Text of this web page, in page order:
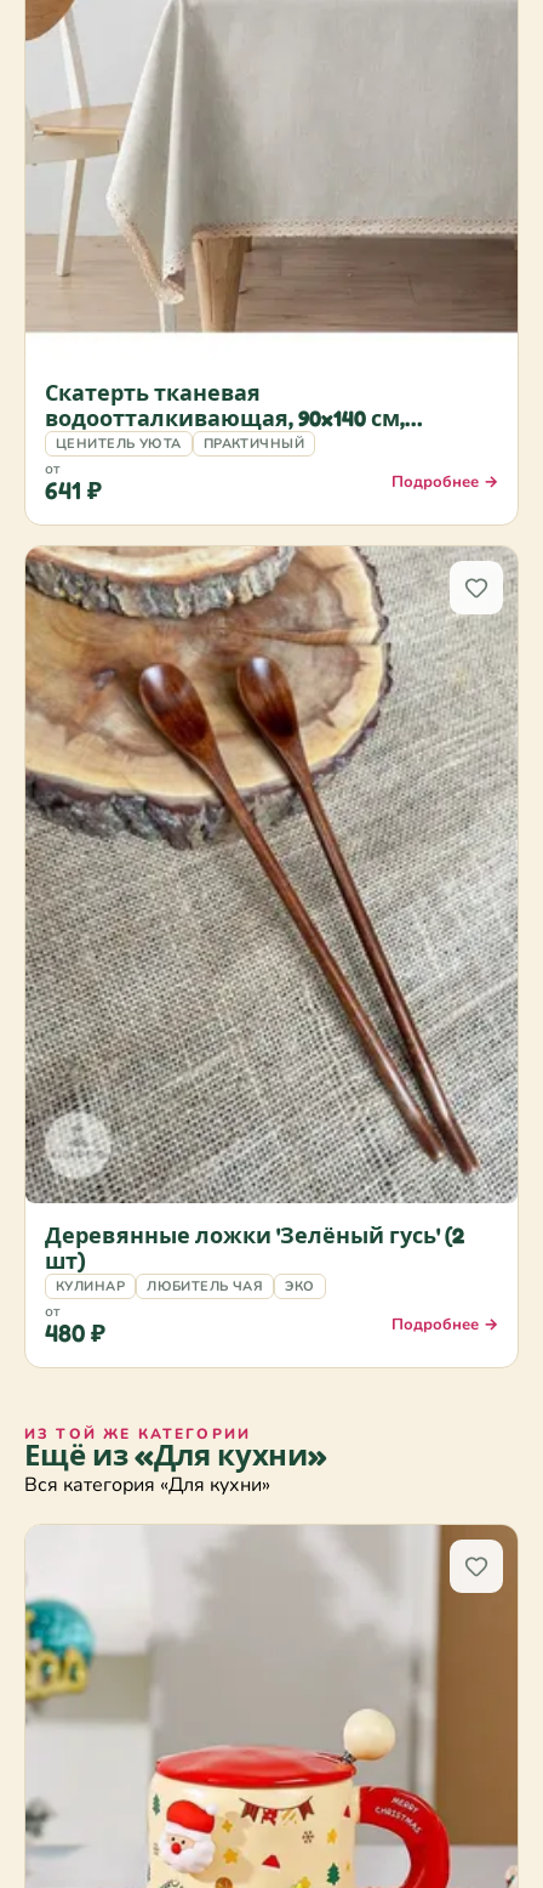
Скатерть тканевая
водоотталкивающая, 90x140 см,
бежевая
ЦЕНИТЕЛЬ УЮТА ПРАКТИЧНЫЙ
от
641 ₽ Подробнее →
Деревянные ложки 'Зелёный гусь' (2
шт)
КУЛИНАР ЛЮБИТЕЛЬ ЧАЯ ЭКО
от
480 ₽ Подробнее →
ИЗ ТОЙ ЖЕ КАТЕГОРИИ
Ещё из «Для кухни»
Вся категория «Для кухни»